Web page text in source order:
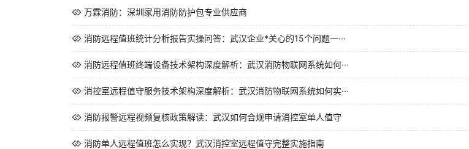
万霖消防：深圳家用消防防护包专业供应商
消防远程值班统计分析报告实操问答：武汉企业*关心的15个问题一···
消防远程值班终端设备技术架构深度解析：武汉消防物联网系统如何···
消控室远程值守服务技术架构深度解析：武汉消防物联网系统如何实···
消防报警远程视频复核政策解读：武汉如何合规申请消控室单人值守
消防单人远程值班怎么实现？武汉消控室远程值守完整实施指南